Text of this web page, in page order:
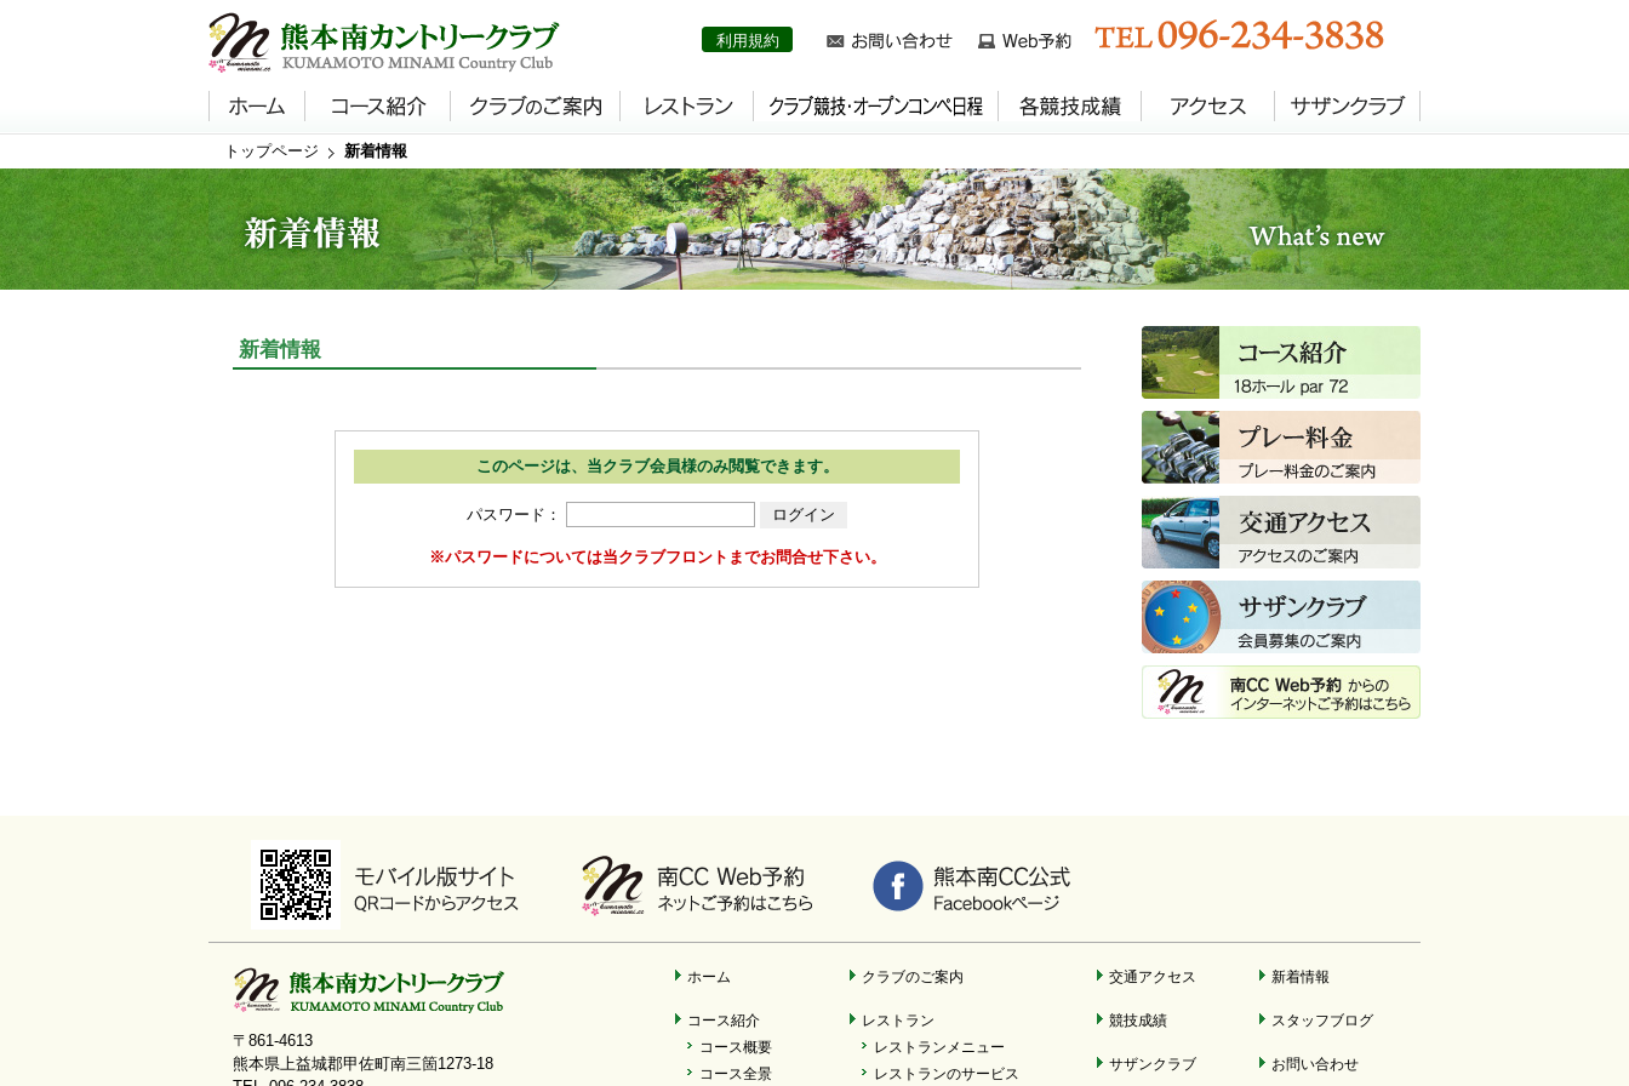
利用規約
トップページ 新着情報
新着情報
このページは、当クラブ会員様のみ閲覧できます。
パスワード：
※パスワードについては当クラブフロントまでお問合せ下さい。
〒861-4613
熊本県上益城郡甲佐町南三箇1273-18
ホーム
コース紹介
コース概要
コース全景
クラブのご案内
レストラン
レストランメニュー
レストランのサービス
交通アクセス
競技成績
サザンクラブ
新着情報
スタッフブログ
お問い合わせ